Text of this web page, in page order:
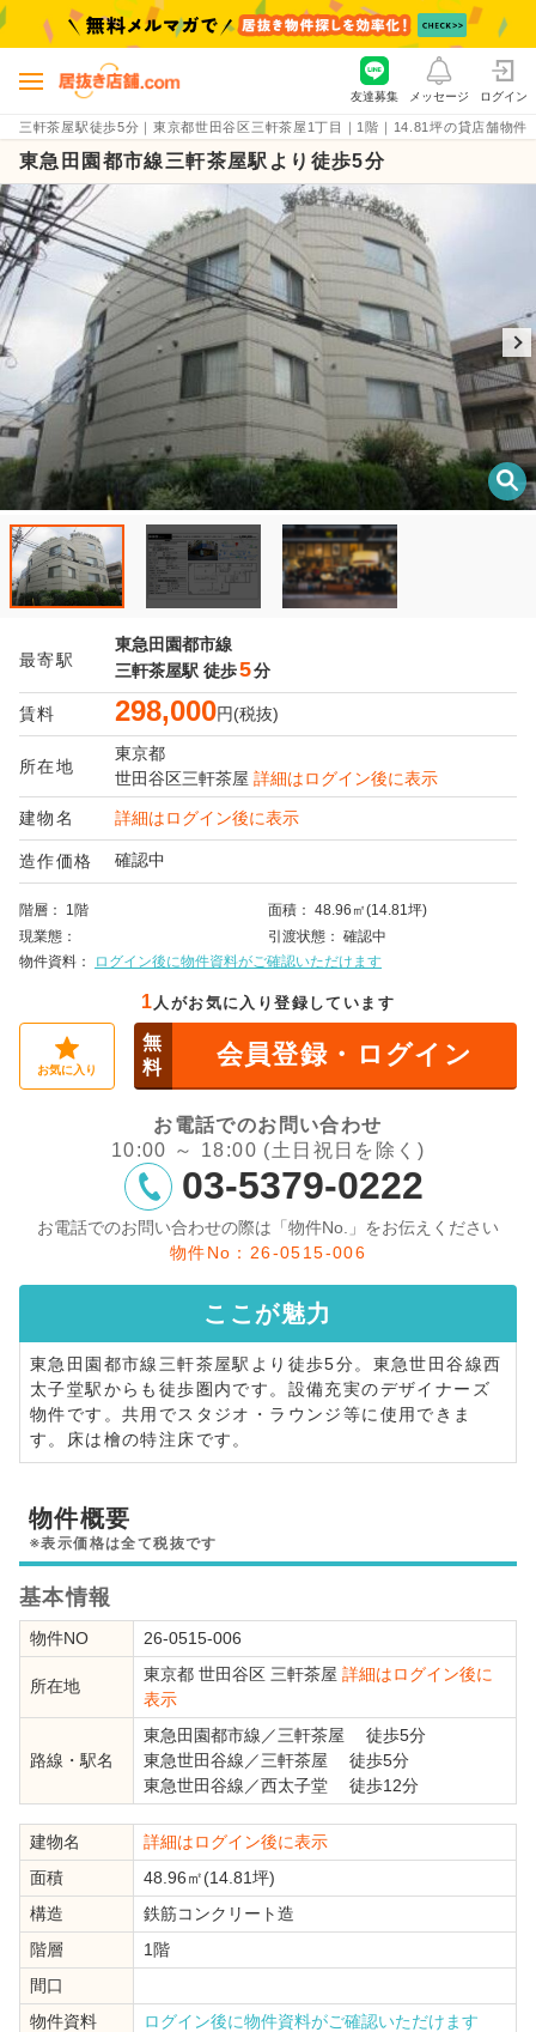
三軒茶屋駅徒歩5分｜東京都世田谷区三軒茶屋1丁目｜1階｜14.81坪の貸店舗物
友達募集 メッセージ ログイン
東急田園都市線三軒茶屋駅より徒歩5分
最寄駅
東急田園都市線
三軒茶屋駅 徒歩5分
賃料 298,000円(税抜)
所在地
東京都
世田谷区三軒茶屋 詳細はログイン後に表示
建物名 詳細はログイン後に表示
造作価格 確認中
階層 1階 面積
48.96㎡(14.81坪)
現業態
引渡状態
確認中
物件資料
ログイン後に物件資料がご確認いただけます
1 人がお気に入り登録しています
お気に入り
無
料
会員登録・ログイン
お電話でのお問い合わせ
10:00 ～ 18:00 (土日祝日を除く)
03-5379-0222
お電話でのお問い合わせの際は「物件No.」をお伝えください
物件No：26-0515-006
ここが魅力
東急田園都市線三軒茶屋駅より徒歩5分。東急世田谷線西
太子堂駅からも徒歩圏内です。設備充実のデザイナーズ
物件です。共用でスタジオ・ラウンジ等に使用できま
す。床は檜の特注床です。
物件概要
※表示価格は全て税抜です
基本情報
物件NO 26-0515-006
所在地
東京都 世田谷区 三軒茶屋 詳細はログイン後に
表示
路線・駅名
東急田園都市線 ／三軒茶屋 徒歩5分
東急世田谷線 ／三軒茶屋 徒歩5分
東急世田谷線 ／西太子堂 徒歩12分
建物名
詳細はログイン後に表示
面積
48.96㎡(14.81坪)
構造
鉄筋コンクリート造
階層
1階
間口
物件資料
ログイン後に物件資料がご確認いただけます